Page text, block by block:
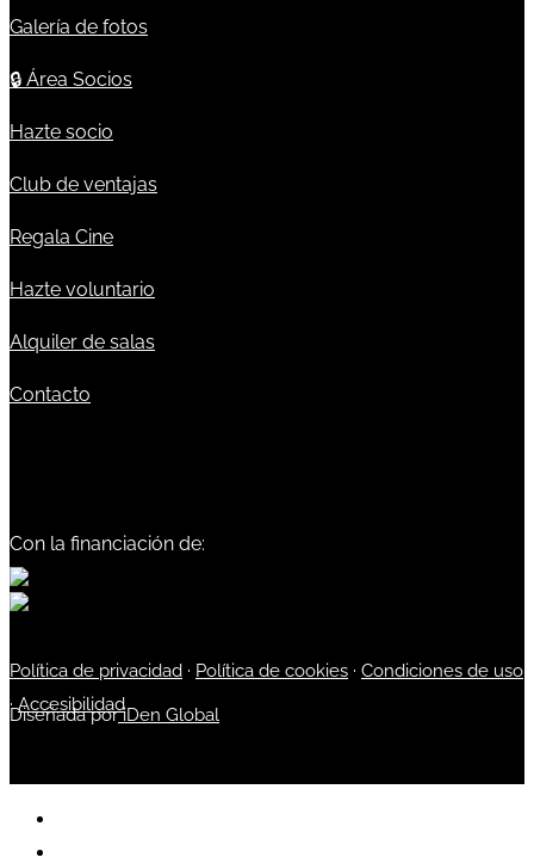
Galería de fotos
🔒 Área Socios
Hazte socio
Club de ventajas
Regala Cine
Hazte voluntario
Alquiler de salas
Contacto
Con la financiación de:
Política de privacidad · Política de cookies · Condiciones de uso
·Accesibilidad
Diseñada poriDen Global